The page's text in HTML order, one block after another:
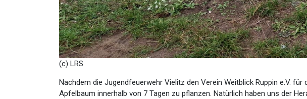
(c) LRS
Nachdem die Jugendfeuerwehr Vielitz den Verein Weitblick Ruppin e.V.
Apfelbaum innerhalb von 7 Tagen zu pflanzen. Natürlich haben uns der